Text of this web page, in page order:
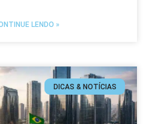
LENDO »
DICAS & NOTÍCIAS